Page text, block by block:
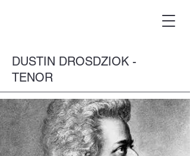
DUSTIN DROSDZIOK -
TENOR